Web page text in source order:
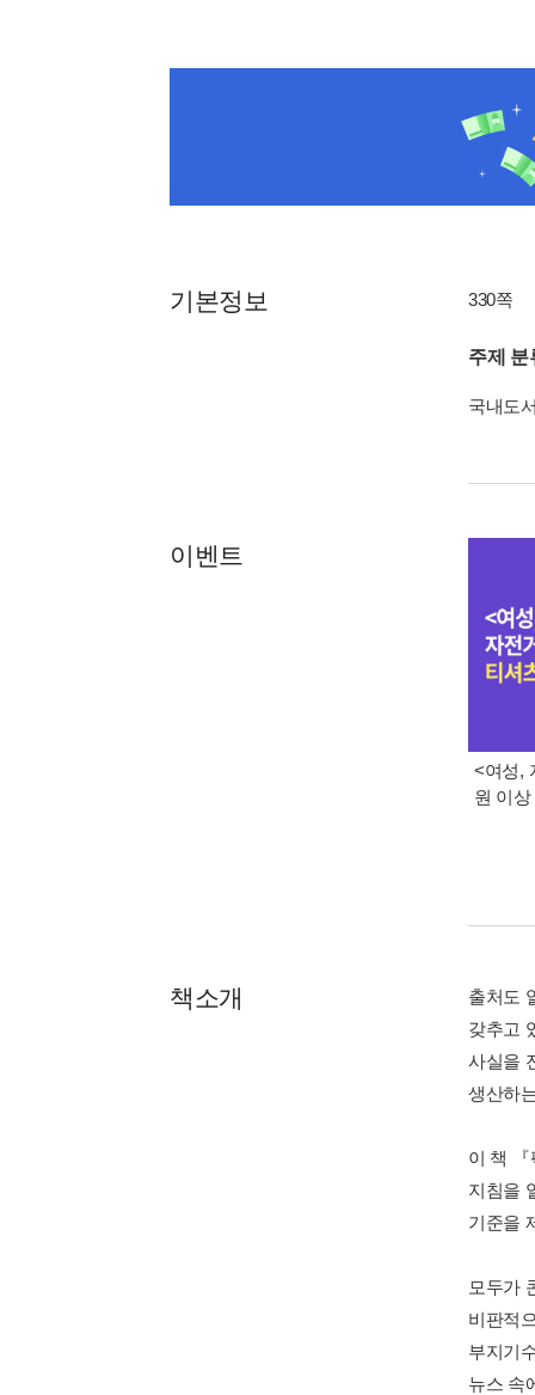
기본정보 330쪽
주제 분
국내도
이벤트
<여성,
원 이
책소개
출처도
갖추고
사실을
생산하
이 책
지침을
기준을
모두가
비판적
부지기
뉴스 속